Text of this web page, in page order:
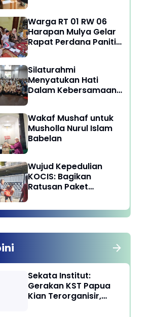
Barat
Warga RT 01 RW 06
Harapan Mulya Gelar
Rapat Perdana Panitia
Silaturahmi
Menyatukan Hati
Dalam Kebersamaan
Ekonomi Kreatif
Provinsi DKI Jakarta
Wakaf Mushaf untuk
Musholla Nurul Islam
Babelan
Wujud Kepedulian
KOCIS: Bagikan
Ratusan Paket
Anggota dan Kaum
Dhuafa
Sekata Institut:
Gerakan KST Papua
Kian Terorganisir,